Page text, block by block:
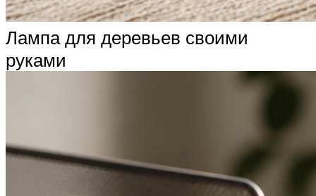
Лампа для деревьев своими
руками